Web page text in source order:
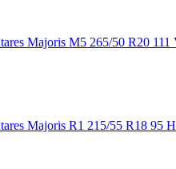
Majoris M5 265/50 R20 111
Majoris R1 215/55 R18 95 H